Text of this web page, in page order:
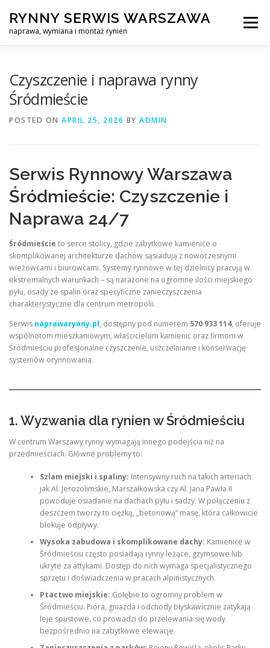
content
RYNNY SERWIS WARSZAWA
naprawa, wymiana i montaż rynien
Menu
Czyszczenie i naprawa rynny
Śródmieście
POSTED ON APRIL 25, 2026 BY ADMIN
Serwis Rynnowy Warszawa
Śródmieście: Czyszczenie i
Naprawa 24/7
Śródmieście to serce stolicy, gdzie zabytkowe kamienice o
skomplikowanej architekturze dachów sąsiadują z nowoczesnymi
wieżowcami i biurowcami. Systemy rynnowe w tej dzielnicy pracują w
ekstremalnych warunkach – są narażone na ogromne ilości miejskiego
pyłu, osady ze spalin oraz specyficzne zanieczyszczenia
charakterystyczne dla centrum metropolii.
Serwis naprawarynny.pl, dostępny pod numerem 570 933 114, oferuje
wspólnotom mieszkaniowym, właścicielom kamienic oraz firmom w
Śródmieściu profesjonalne czyszczenie, uszczelnianie i konserwację
systemów orynnowania.
1. Wyzwania dla rynien w Śródmieściu
W centrum Warszawy rynny wymagają innego podejścia niż na
przedmieściach. Główne problemy to:
Szlam miejski i spaliny: Intensywny ruch na takich arteriach
jak Al. Jerozolimskie, Marszałkowska czy Al. Jana Pawła II
powoduje osiadanie na dachach pyłu i sadzy. W połączeniu z
deszczem tworzy to ciężką, „betonową” masę, która całkowicie
blokuje odpływy.
Wysoka zabudowa i skomplikowane dachy: Kamienice w
Śródmieściu często posiadają rynny leżące, gzymsowe lub
ukryte za attykami. Dostęp do nich wymaga specjalistycznego
sprzętu i doświadczenia w pracach alpinistycznych.
Ptactwo miejskie: Gołębie to ogromny problem w
Śródmieściu. Pióra, gniazda i odchody błyskawicznie zatykają
leje spustowe, co prowadzi do przelewania się wody
bezpośrednio na zabytkowe elewacje.